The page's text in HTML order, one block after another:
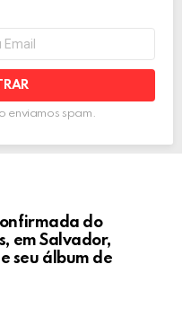
p
p
enviamos spam.
do
em Salvador,
seu álbum de